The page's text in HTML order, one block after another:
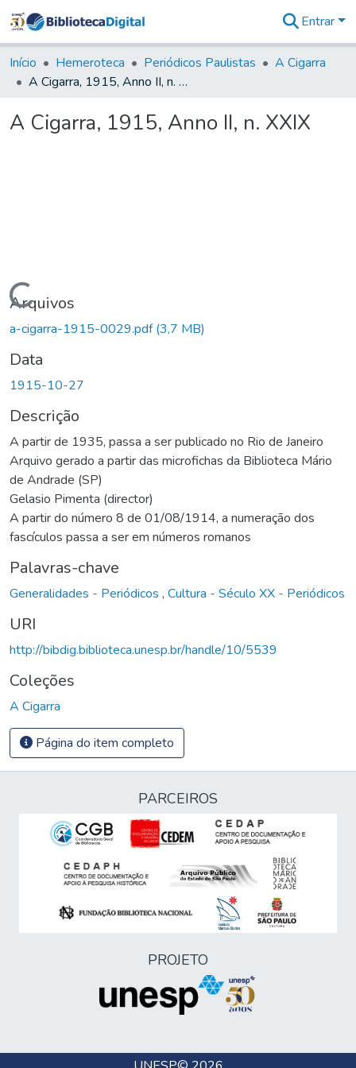
&
Coleções
Tudo na
Digital
Entrar
Início Hemeroteca Periódicos Paulistas
A Cigarra
A Cigarra, 1915, Anno II, n. XXIX
A Cigarra, 1915, Anno II, n. XXIX
Carregando...
Arquivos
a-cigarra-1915-0029.pdf(3,7 MB)
Data
1915-10-27
Descrição
A partir de 1935, passa a ser publicado no Rio de Janeiro
Arquivo gerado a partir das microfichas da Biblioteca Mário
de Andrade (SP)
Gelasio Pimenta (director)
A partir do número 8 de 01/08/1914, a numeração dos
fascículos passa a ser em números romanos
Palavras-chave
Generalidades - Periódicos , Cultura - Século XX - Periódicos
URI
http://bibdig.biblioteca.unesp.br/handle/10/5539
Coleções
A Cigarra
Página do item completo
PARCEIROS
PROJETO